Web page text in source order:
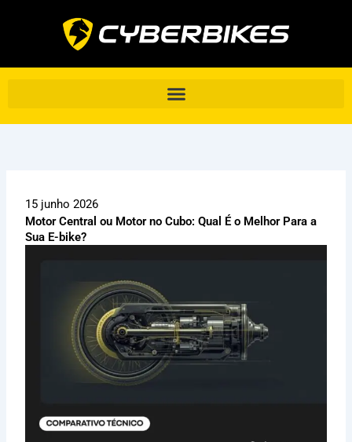
conteúdo
15 junho 2026
Motor Central ou Motor no Cubo: Qual É o Melhor Para a
Sua E-bike?